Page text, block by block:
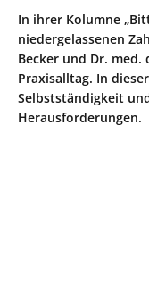
In ihrer Kolumne
niedergelassenen
Becker und Dr. med.
Praxisalltag. In
Selbstständigkeit
Herausforderungen.